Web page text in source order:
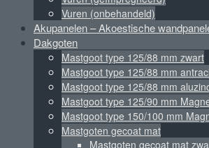
Vuren (onbehandeld)
Akupanelen – Akoestische
Dakgoten
Mastgoot type 125/88 mm zwart
Mastgoot type 125/88 mm
Mastgoot type 125/88 mm
Mastgoot type 125/90 mm
Mastgoot type 150/100 mm
Mastgoten gecoat mat
Mastgoten gecoat mat